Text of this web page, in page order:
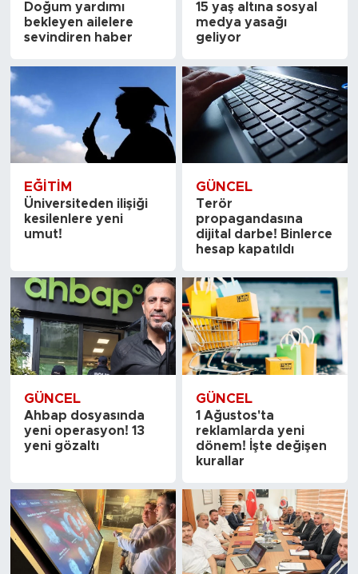
Doğum yardımı
bekleyen ailelere
sevindiren haber
15 yaş altına sosyal
medya yasağı
geliyor
EĞITIM
Üniversiteden ilişiği
kesilenlere yeni
umut!
GÜNCEL
Terör
propagandasına
dijital darbe! Binlerce
hesap kapatıldı
GÜNCEL
Ahbap dosyasında
yeni operasyon! 13
yeni gözaltı
GÜNCEL
1 Ağustos'ta
reklamlarda yeni
dönem! İşte değişen
kurallar